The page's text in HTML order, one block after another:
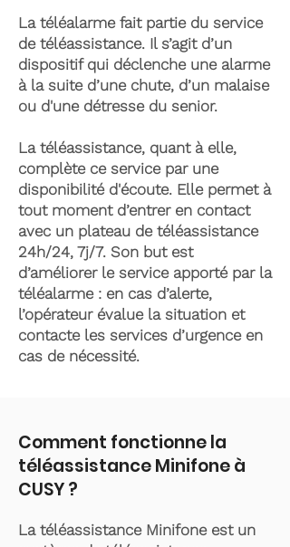
La téléalarme fait partie du service
de téléassistance. Il s’agit d’un
dispositif qui déclenche une alarme
à la suite d’une chute, d’un malaise
ou d'une détresse du senior.
La téléassistance, quant à elle,
complète ce service par une
disponibilité d'écoute. Elle permet à
tout moment d’entrer en contact
avec un plateau de téléassistance
24h/24, 7j/7. Son but est
d’améliorer le service apporté par la
téléalarme : en cas d’alerte,
l’opérateur évalue la situation et
contacte les services d’urgence en
cas de nécessité.
Comment fonctionne la
téléassistance Minifone à
CUSY ?
La téléassistance Minifone est un